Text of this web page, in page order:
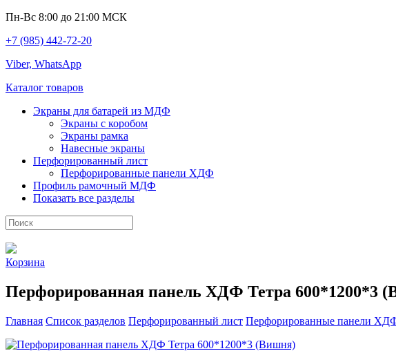
Пн-Вс 8:00 до 21:00 МСК
+7 (985) 442-72-20
Viber, WhatsApp
Каталог товаров
Экраны для батарей из МДФ
Экраны с коробом
Экраны рамка
Навесные экраны
Перфорированный лист
Перфорированные панели ХДФ
Профиль рамочный МДФ
Показать все разделы
Корзина
Перфорированная панель ХДФ Тетра 600*1200*3
Главная Список разделов Перфорированный лист Перфорированные панели